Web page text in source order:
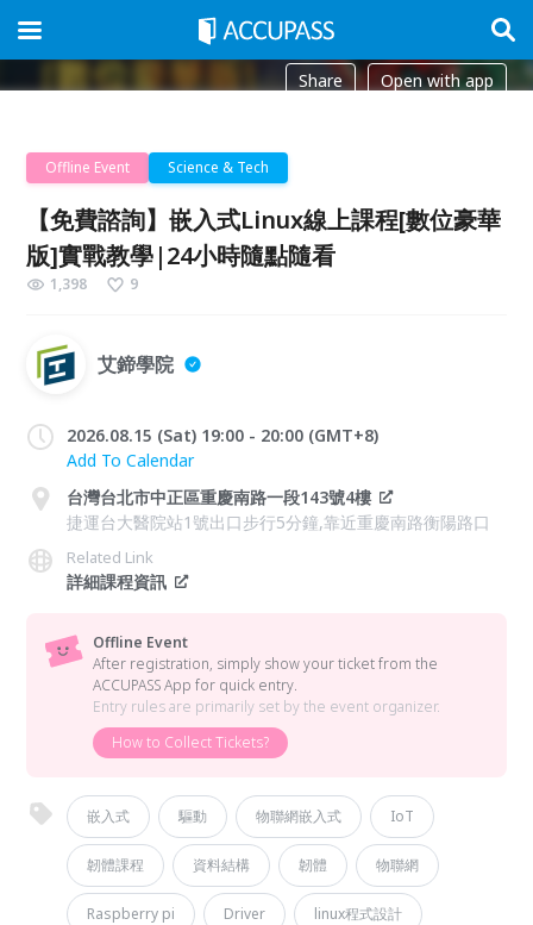
Share Open with app
Offline Event Science & Tech
【免費諮詢】嵌入式Linux線上課程[數位豪華
版]實戰教學|24小時隨點隨看
1,398 9
艾鍗學院
2026.08.15 (Sat) 19:00 - 20:00 (GMT+8)
Add To Calendar
台灣台北市中正區重慶南路一段143號4樓
捷運台大醫院站1號出口步行5分鐘,靠近重慶南路衡陽路口
Related Link
詳細課程資訊
Offline Event
After registration, simply show your ticket from the
ACCUPASS App for quick entry.
Entry rules are primarily set by the event organizer.
How to Collect Tickets?
嵌入式 驅動 物聯網嵌入式 IoT
韌體課程 資料結構 韌體 物聯網
Raspberry pi Driver linux程式設計